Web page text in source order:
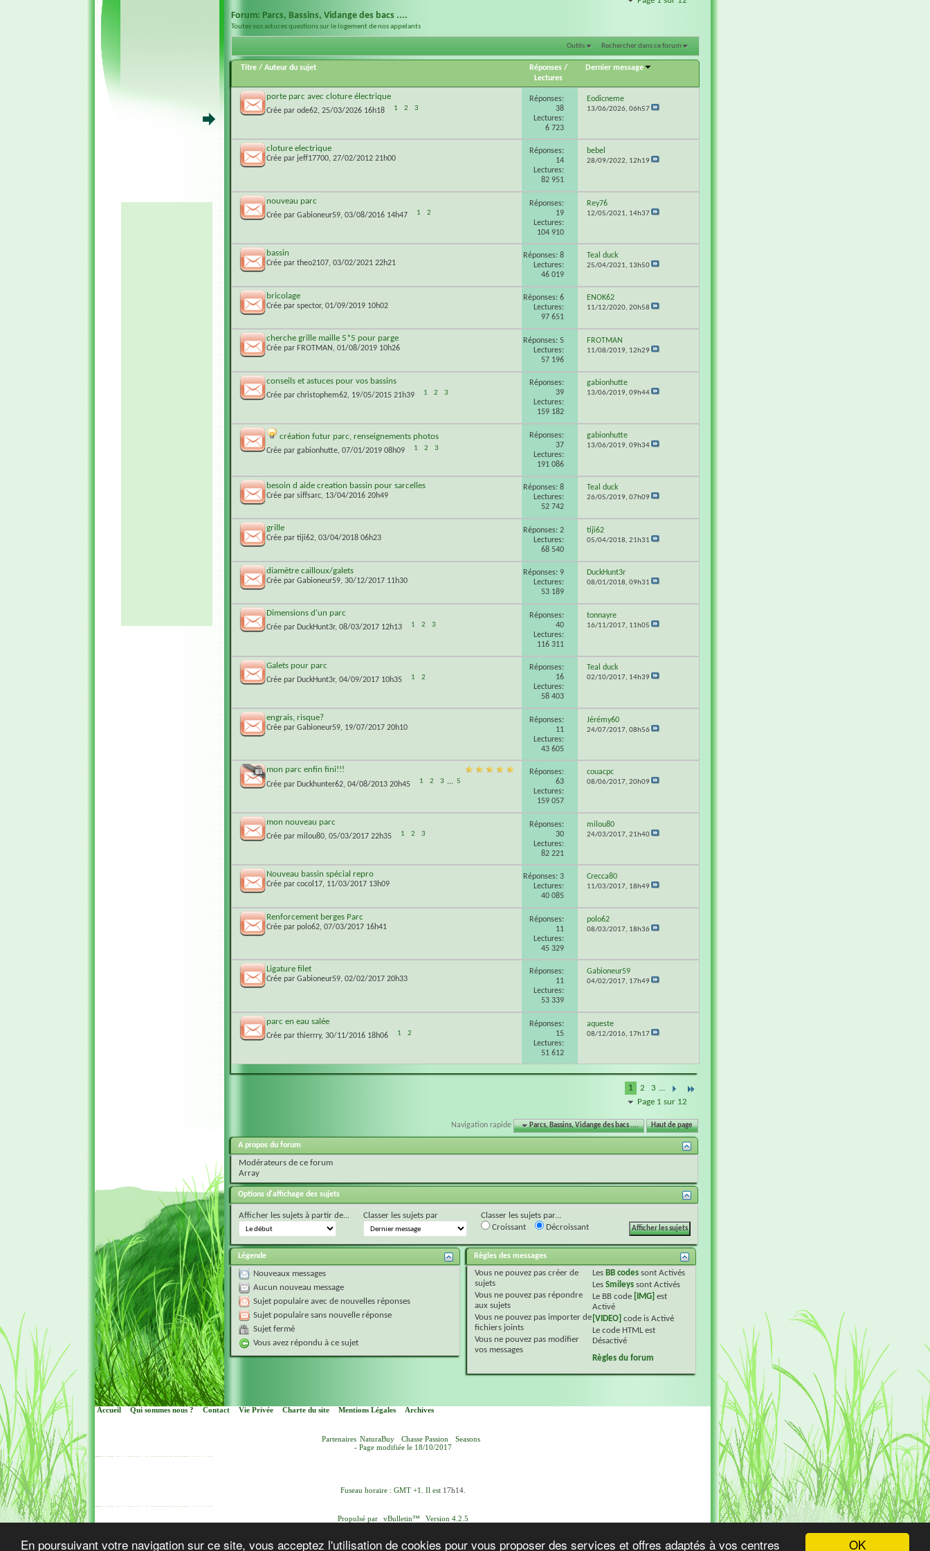
OK
En poursuivant votre navigation sur ce site, vous acceptez l'utilisation de cookies pour vous proposer des services et offres adaptés à vos centres
Forum: Parcs, Bassins, Vidange des bacs ....
Toutes vos astuces questions sur le logement de nos appelants
Outils Rechercher dans ce forum
Titre / Auteur du sujet Réponses /
Lectures
Dernier message
porte parc avec cloture électrique
Crée par ode62, 25/03/2026 16h18 1 2 3
Réponses:
38
Lectures:
6 723
Eodicneme
13/06/2026, 06h57
cloture electrique
Crée par jeff17700, 27/02/2012 21h00
Réponses:
14
Lectures:
82 951
bebel
28/09/2022, 12h19
nouveau parc
Crée par Gabioneur59, 03/08/2016 14h47 1 2
Réponses:
19
Lectures:
104 910
Rey76
12/05/2021, 14h37
bassin
Crée par theo2107, 03/02/2021 22h21
Réponses: 8
Lectures:
46 019
Teal duck
25/04/2021, 13h50
bricolage
Crée par spector, 01/09/2019 10h02
Réponses: 6
Lectures:
97 651
ENOK62
11/12/2020, 20h58
cherche grille maille 5*5 pour parge
Crée par FROTMAN , 01/08/2019 10h26
Réponses: 5
Lectures:
57 196
FROTMAN
11/08/2019, 12h29
conseils et astuces pour vos bassins
Crée par christophem62, 19/05/2015 21h39 1 2 3
Réponses:
39
Lectures:
159 182
gabionhutte
13/06/2019, 09h44
création futur parc, renseignements photos
Crée par gabionhutte, 07/01/2019 08h09 1 2 3
Réponses:
37
Lectures:
191 086
gabionhutte
13/06/2019, 09h34
besoin d aide creation bassin pour sarcelles
Crée par siffsarc, 13/04/2016 20h49
Réponses: 8
Lectures:
52 742
Teal duck
26/05/2019, 07h09
grille
Crée par tiji62, 03/04/2018 06h23
Réponses: 2
Lectures:
68 540
tiji62
05/04/2018, 21h31
diamètre cailloux/galets
Crée par Gabioneur59, 30/12/2017 11h30
Réponses: 9
Lectures:
53 189
DuckHunt3r
08/01/2018, 09h31
Dimensions d'un parc
Crée par DuckHunt3r, 08/03/2017 12h13 1 2 3
Réponses:
40
Lectures:
116 311
tonnayre
16/11/2017, 11h05
Galets pour parc
Crée par DuckHunt3r, 04/09/2017 10h35 1 2
Réponses:
16
Lectures:
58 403
Teal duck
02/10/2017, 14h39
engrais, risque?
Crée par Gabioneur59, 19/07/2017 20h10
Réponses:
11
Lectures:
43 605
Jérémy60
24/07/2017, 08h56
mon parc enfin fini!!!
Crée par Duckhunter62, 04/08/2013 20h45 1 2 3 ... 5
Réponses:
63
Lectures:
159 057
couacpc
08/06/2017, 20h09
mon nouveau parc
Crée par milou80, 05/03/2017 22h35 1 2 3
Réponses:
30
Lectures:
82 221
milou80
24/03/2017, 21h40
Nouveau bassin spécial repro
Crée par cocol17, 11/03/2017 13h09
Réponses: 3
Lectures:
40 085
Crecca80
11/03/2017, 18h49
Renforcement berges Parc
Crée par polo62, 07/03/2017 16h41
Réponses:
11
Lectures:
45 329
polo62
08/03/2017, 18h36
Ligature filet
Crée par Gabioneur59, 02/02/2017 20h33
Réponses:
11
Lectures:
53 339
Gabioneur59
04/02/2017, 17h49
parc en eau salée
Crée par thierrry, 30/11/2016 18h06 1 2
Réponses:
15
Lectures:
51 612
aqueste
08/12/2016, 17h17
1 2 3 ...
Page 1 sur 12
Navigation rapide Parcs, Bassins, Vidange des bacs .... Haut de page
A propos du forum
Modérateurs de ce forum
Array
Options d'affichage des sujets
Afficher les sujets à partir de... Classer les sujets par
Classer les sujets par...
Croissant
Décroissant
Légende
Nouveaux messages
Aucun nouveau message
Sujet populaire avec de nouvelles réponses
Sujet populaire sans nouvelle réponse
Sujet fermé
Vous avez répondu à ce sujet
Règles des messages
Vous ne pouvez pascréer de
sujets
Vous ne pouvez pasrépondre
aux sujets
Vous ne pouvez pasimporter de
fichiers joints
Vous ne pouvez pasmodifier
vos messages
Les BB codessont Activés
Les Smileyssont Activés
Le BB code
[IMG] est
Activé
[VIDEO] code is Activé
Le code HTML est
Désactivé
Règles du forum
Accueil Qui sommes nous ? Contact Vie Privée Charte du site Mentions Légales Archives
Partenaires NaturaBuy Chasse Passion
Seasons
- Page modifiée le 18/10/2017
Fuseau horaire : GMT +1. Il est 17h14.
Propulsé par vBulletin™
Version 4.2.5